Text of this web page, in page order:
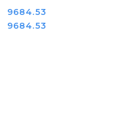
Cena:
9684.53
Cena:
9684.53